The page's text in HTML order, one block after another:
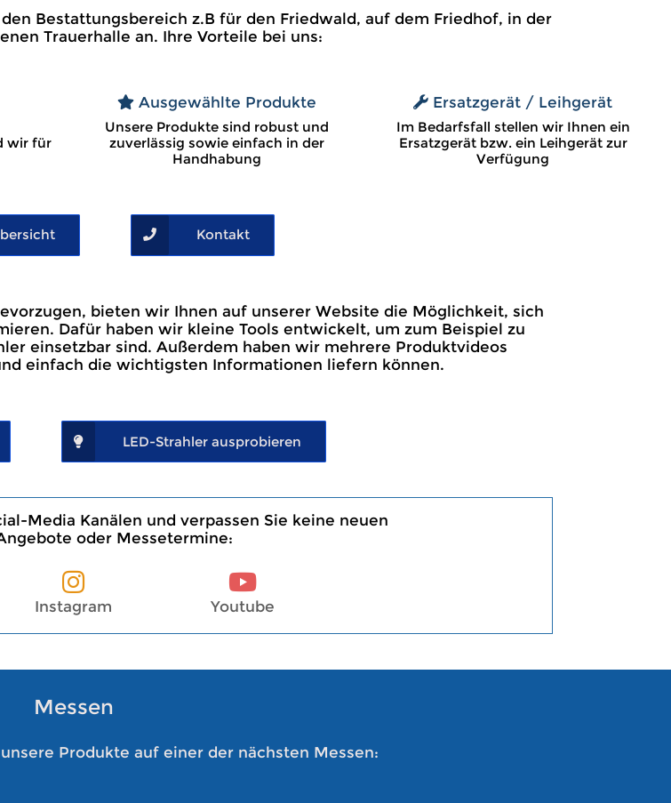
Bestattungsbereich z.B für den Friedwald, auf dem Friedhof, in der
Trauerhalle an. Ihre Vorteile bei uns:
wir für
Ausgewählte Produkte
Unsere Produkte sind robust und
zuverlässig sowie einfach in der
Handhabung
Ersatzgerät / Leihgerät
Im Bedarfsfall stellen wir Ihnen ein
Ersatzgerät bzw. ein Leihgerät zur
Verfügung
Kontakt
bieten wir Ihnen auf unserer Website die Möglichkeit, sich
Dafür haben wir kleine Tools entwickelt, um zum Beispiel zu
einsetzbar sind. Außerdem haben wir mehrere Produktvideos
einfach die wichtigsten Informationen liefern können.
LED-Strahler ausprobieren
Media Kanälen und verpassen Sie keine neuen
oder Messetermine:
Instagram Youtube
Messen
Produkte auf einer der nächsten Messen: